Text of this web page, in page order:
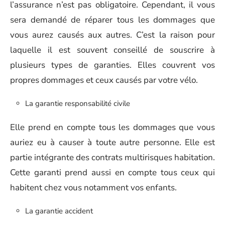
l’assurance n’est pas obligatoire. Cependant, il vous
sera demandé de réparer tous les dommages que
vous aurez causés aux autres. C’est la raison pour
laquelle il est souvent conseillé de souscrire à
plusieurs types de garanties. Elles couvrent vos
propres dommages et ceux causés par votre vélo.
La garantie responsabilité civile
Elle prend en compte tous les dommages que vous
auriez eu à causer à toute autre personne. Elle est
partie intégrante des contrats multirisques habitation.
Cette garanti prend aussi en compte tous ceux qui
habitent chez vous notamment vos enfants.
La garantie accident